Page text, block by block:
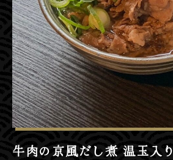
牛肉の京風だし煮 温玉入り